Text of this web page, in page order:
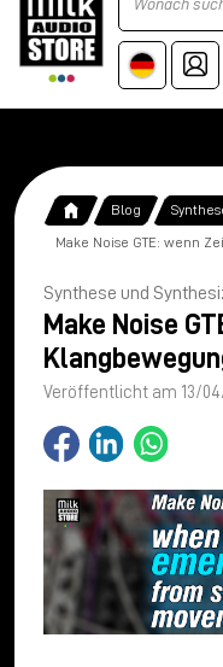
Blog
Make Noise GTE: wenn
Synthese und
Make Noise
Veröffentlicht am 13/